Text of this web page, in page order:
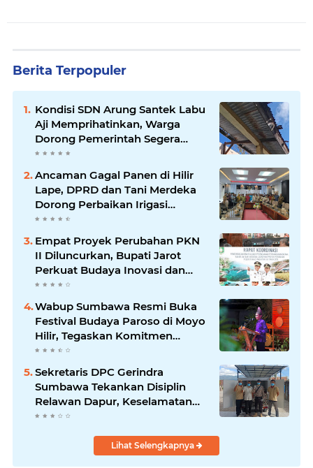
Berita Terpopuler
Kondisi SDN Arung Santek Labu
Aji Memprihatinkan, Warga
Dorong Pemerintah Segera
Lakukan Asesmen dan
Ancaman Gagal Panen di Hilir
Lape, DPRD dan Tani Merdeka
Dorong Perbaikan Irigasi
Waduk Mamak
Empat Proyek Perubahan PKN
II Diluncurkan, Bupati Jarot
Perkuat Budaya Inovasi dan
Tata Kelola Pemerintahan
Wabup Sumbawa Resmi Buka
Festival Budaya Paroso di Moyo
Hilir, Tegaskan Komitmen
Pelestarian Budaya hingga
Sekretaris DPC Gerindra
Sumbawa Tekankan Disiplin
Relawan Dapur, Keselamatan
dan Higienitas Jadi Prioritas
Lihat Selengkapnya